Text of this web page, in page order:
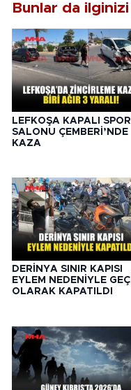
Bunlar da
LEFKOŞA KAPALI SPOR
SALONU ÇEMBERİ’NDE
KAZA
DERİNYA SINIR KAPISI
EYLEM NEDENİYLE
OLARAK KAPATILDI